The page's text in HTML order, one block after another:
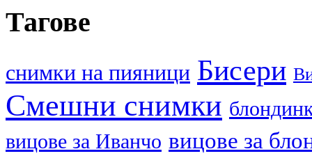
Тагове
cнимки на пияници Бисери
Смешни снимки
вицове за Иванчо вицове за